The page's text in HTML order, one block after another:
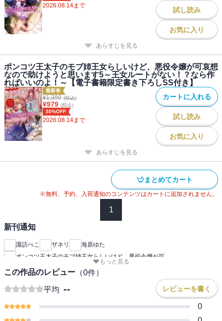
2026.08.14まで
試し読み
お気に入り
あらすじを見る
ポンコツ王太子のモブ姉王女らしいけど、悪役令嬢が可哀想
なので助けようと思います5～王女ルートがない！？なら作
ればいいのよ！～【電子書籍限定書き下ろしSS付き】
最新巻
¥1,399 (税込)
¥979 (税込)
30%OFF
2026.08.14まで
カートに入れる
試し読み
お気に入り
あらすじを見る
まとめてカート
※無料、予約、入荷通知のコンテンツはカートに追加されません。
1
新刊通知
諏訪ぺこ ザネリ
海原ゆた
ポンコツ王太子のモブ姉王女らしいけど、悪役令嬢が可
もっと見る
この作品のレビュー （0件）
平均 -- レビューを書く
0